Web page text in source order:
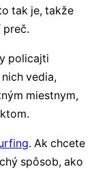
tak je, takže
preč.
policajti
vedia,
miestnym,
. Ak chcete
spôsob, ako